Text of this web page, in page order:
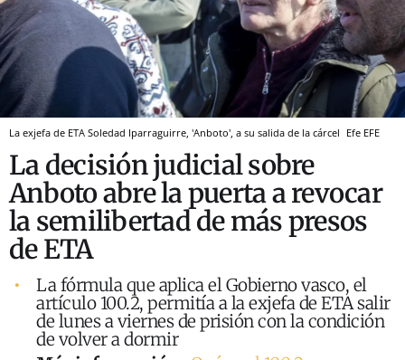
La exjefa de ETA Soledad Iparraguirre, 'Anboto', a su salida de la cárcel Efe EFE
La decisión judicial sobre
Anboto abre la puerta a revocar
la semilibertad de más presos
de ETA
La fórmula que aplica el Gobierno vasco, el
artículo 100.2, permitía a la exjefa de ETA salir
de lunes a viernes de prisión con la condición
de volver a dormir